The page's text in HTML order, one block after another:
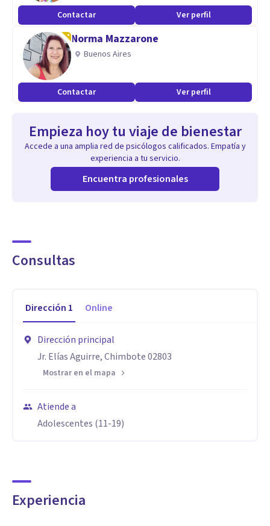
Contactar Ver perfil
Norma Mazzarone
Buenos Aires
Contactar Ver perfil
Empieza hoy tu viaje de bienestar
Accede a una amplia red de psicólogos calificados. Empatía y
experiencia a tu servicio.
Encuentra profesionales
Consultas
Dirección 1 Online
Dirección principal
Jr. Elías Aguirre, Chimbote 02803
Mostrar en el mapa
Atiende a
Adolescentes (11-19)
Experiencia